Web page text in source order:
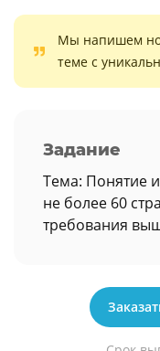
Мы напишем
теме с
Задание
Тема: Понятие
не более 60
требования